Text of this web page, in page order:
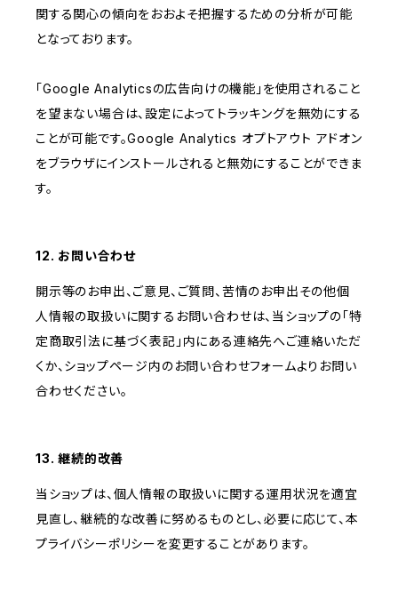
関する関心の傾向をおおよそ把握するための分析が可能
となっております。
「Google Analyticsの広告向けの機能」を使用されること
を望まない場合は、設定によってトラッキングを無効にする
ことが可能です。Google Analytics オプトアウト アドオン
をブラウザにインストールされると無効にすることができま
す。
12. お問い合わせ
開示等のお申出、ご意見、ご質問、苦情のお申出その他個
人情報の取扱いに関するお問い合わせは、当ショップの「特
定商取引法に基づく表記」内にある連絡先へご連絡いただ
くか、ショップページ内のお問い合わせフォームよりお問い
合わせください。
13. 継続的改善
当ショップは、個人情報の取扱いに関する運用状況を適宜
見直し、継続的な改善に努めるものとし、必要に応じて、本
プライバシーポリシーを変更することがあります。